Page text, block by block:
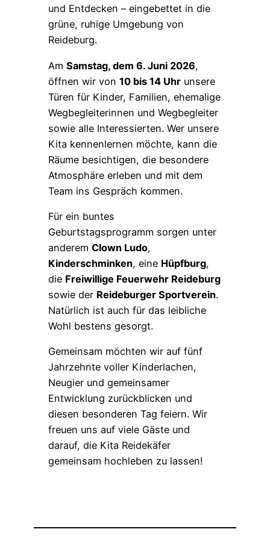
und Entdecken – eingebettet in die
grüne, ruhige Umgebung von
Reideburg.
Am Samstag, dem 6. Juni 2026,
öffnen wir von 10 bis 14 Uhr unsere
Türen für Kinder, Familien, ehemalige
Wegbegleiterinnen und Wegbegleiter
sowie alle Interessierten. Wer unsere
Kita kennenlernen möchte, kann die
Räume besichtigen, die besondere
Atmosphäre erleben und mit dem
Team ins Gespräch kommen.
Für ein buntes
Geburtstagsprogramm sorgen unter
anderem Clown Ludo,
Kinderschminken, eine Hüpfburg,
die Freiwillige Feuerwehr Reideburg
sowie der Reideburger Sportverein.
Natürlich ist auch für das leibliche
Wohl bestens gesorgt.
Gemeinsam möchten wir auf fünf
Jahrzehnte voller Kinderlachen,
Neugier und gemeinsamer
Entwicklung zurückblicken und
diesen besonderen Tag feiern. Wir
freuen uns auf viele Gäste und
darauf, die Kita Reidekäfer
gemeinsam hochleben zu lassen!